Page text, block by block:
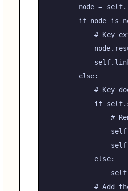
        node =
self
if node is
# Key
self
else:
# Key
if
self
#
self
self
else:
self
# Add